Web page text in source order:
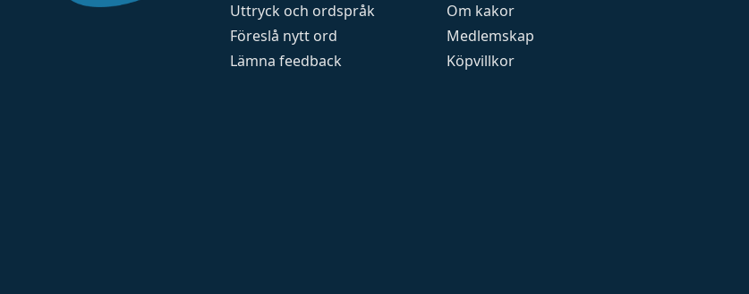
Uttryck och ordspråk
Föreslå nytt ord
Lämna feedback
Om kakor
Medlemskap
Köpvillkor